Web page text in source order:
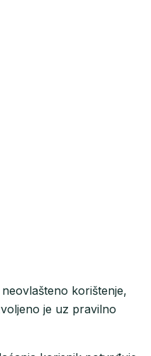
korištenje,
je uz pravilno